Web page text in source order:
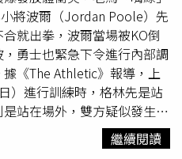
結束的最後，大家對著鏡頭
Taiwan!』」此外，從巴西
各地的女孩都因台灣的慷慨
可能。Women in Sports媒
雲慶說明，希望透過發起女
片及影像傳頌不同樣態在運
內外的女孩、女性帶來深遠
」自己能夠成為更好的人。
將波爾（Jordan Poole）先
就出拳，波爾當場被KO倒
勇士也緊急下令進行內部調
《The Athletic》報導，上
）進行訓練時，格林先是站
站在場外，雙方疑似發生口
，波爾先是用胸部頂了一下
直接怒火衝腦，給了波爾臉
繼續閱讀